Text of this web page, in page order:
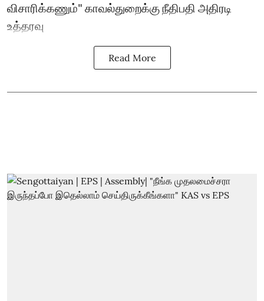
விசாரிக்கணும்" காவல்துறைக்கு நீதிபதி அதிரடி
உத்தரவு
Read More